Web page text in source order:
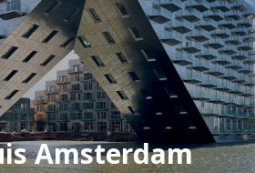
Amsterdam